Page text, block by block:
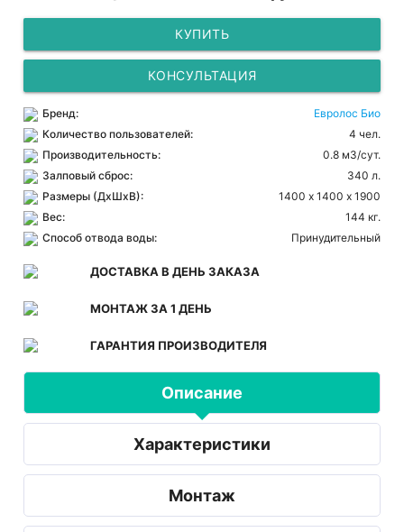
КУПИТЬ
КОНСУЛЬТАЦИЯ
Бренд:
Евролос Био
Количество пользователей:
4 чел.
Производительность:
0.8 м3/сут.
Залповый сброс:
340 л.
Размеры (ДхШхВ):
1400 х 1400 х 1900
Вес:
144 кг.
Способ отвода воды:
Принудительный
ДОСТАВКА В ДЕНЬ ЗАКАЗА
МОНТАЖ ЗА 1 ДЕНЬ
ГАРАНТИЯ ПРОИЗВОДИТЕЛЯ
Описание
Характеристики
Монтаж